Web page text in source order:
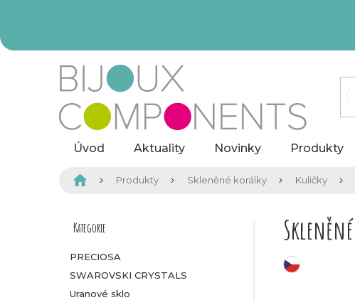
Úvod Aktuality Novinky Produkty
Domů Produkty Skleněné korálky Kuličky
P
o
s
Přeskočit
Kategorie
PRECIOSA
SWAROVSKI CRYSTALS
Uranové sklo